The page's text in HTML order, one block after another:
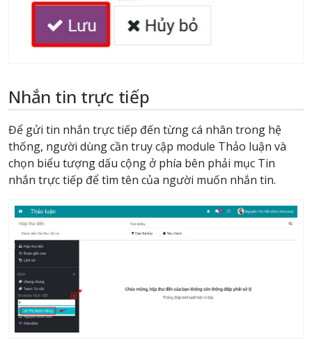
Nhắn tin trực tiếp
Để gửi tin nhắn trực tiếp đến từng cá nhân trong hệ
thống, người dùng cần truy cập module Thảo luận và
chọn biểu tượng dấu cộng ở phía bên phải mục Tin
nhắn trực tiếp để tìm tên của người muốn nhắn tin.